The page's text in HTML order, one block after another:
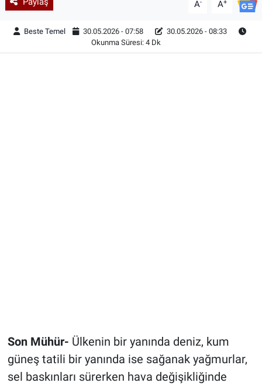
A- A+
Beste Temel 30.05.2026 - 07:58
30.05.2026 - 08:33
Okunma Süresi: 4 Dk
Son Mühür- Ülkenin bir yanında deniz, kum
güneş tatili bir yanında ise sağanak yağmurlar,
sel baskınları sürerken hava değişikliğinde